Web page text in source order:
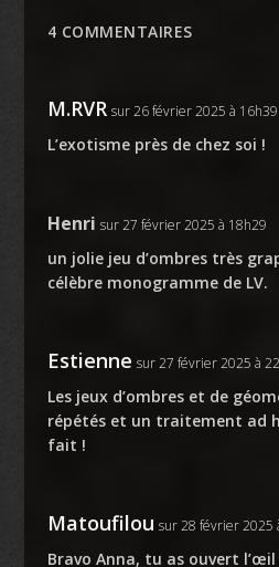
4 COMMENTAIRES
M.RVR sur 26 février 2025 à 16h39
L’exotisme près de chez soi !
Henri sur 27 février 2025 à 18h29
un jolie jeu d’ombres très
célèbre monogramme de LV.
Estienne sur 27 février 2025 à
Les jeux d’ombres et de
répétés et un traitement ad
fait !
Matoufilou sur 28 février 2025
Bravo Anna, tu as ouvert